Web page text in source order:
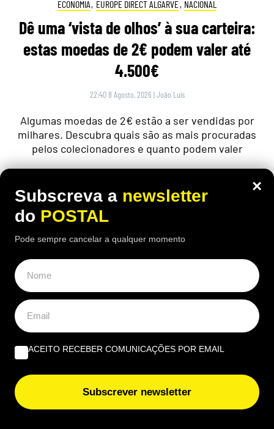
ECONOMIA, EUROPE DIRECT ALGARVE, NACIONAL
Dê uma ‘vista de olhos’ à sua carteira:
estas moedas de 2€ podem valer até
4.500€
22:40 8 Agosto, 2026 |João Luís
Algumas moedas de 2€ estão a ser vendidas por
milhares. Descubra quais são as mais procuradas
pelos colecionadores e quanto podem valer
ALGARVE
Jovem de 20 anos fica em prisão
×
Subscreva a newsletter
do POSTAL
Pode sempre cancelar a qualquer momento
ACEITO RECEBER COMUNICAÇÕES POR EMAIL
Subscrever newsletter